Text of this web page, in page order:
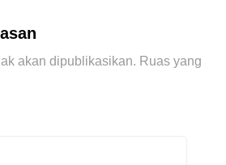
akan dipublikasikan. Ruas yang